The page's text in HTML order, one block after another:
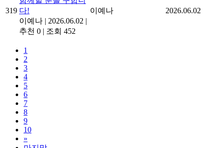
319 다!
이예나 | 2026.06.02 |
추천 0 | 조회 452
이예나 2026.06.02
1
2
3
4
5
6
7
8
9
10
»